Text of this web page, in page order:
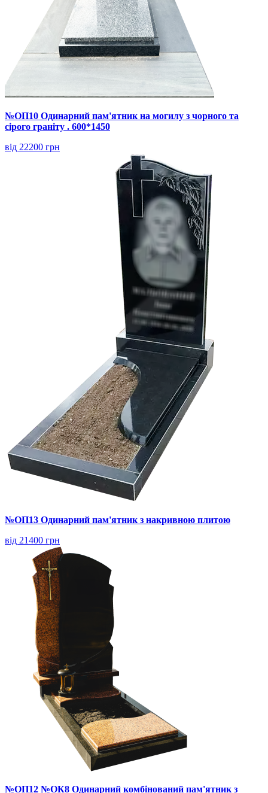
№ОП10 Одинарний пам'ятник на могилу з чорного та
сірого граніту . 600*1450
від 22200 грн
№ОП13 Одинарний пам'ятник з накривною плитою
від 21400 грн
№ОП12 №ОК8 Одинарний комбінований пам'ятник з